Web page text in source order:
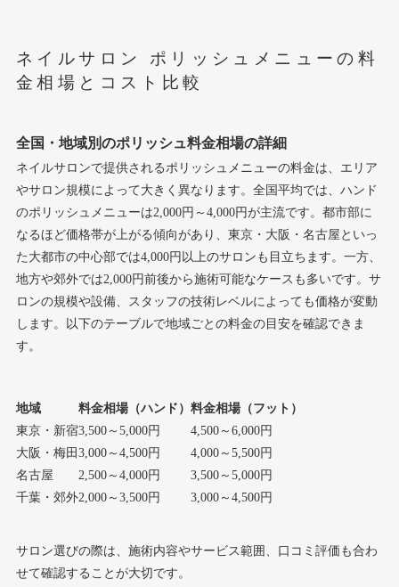
ネイルサロン ポリッシュメニューの料
金相場とコスト比較
全国・地域別のポリッシュ料金相場の詳細
ネイルサロンで提供されるポリッシュメニューの料金は、エリア
やサロン規模によって大きく異なります。全国平均では、ハンド
のポリッシュメニューは2,000円～4,000円が主流です。都市部に
なるほど価格帯が上がる傾向があり、東京・大阪・名古屋といっ
た大都市の中心部では4,000円以上のサロンも目立ちます。一方、
地方や郊外では2,000円前後から施術可能なケースも多いです。サ
ロンの規模や設備、スタッフの技術レベルによっても価格が変動
します。以下のテーブルで地域ごとの料金の目安を確認できま
す。
地域 料金相場（ハンド） 料金相場（フット）
東京・新宿3,500～5,000円
4,500～6,000円
大阪・梅田 3,000～4,500円
4,000～5,500円
名古屋
2,500～4,000円
3,500～5,000円
千葉・郊外2,000～3,500円 3,000～4,500円
サロン選びの際は、施術内容やサービス範囲、口コミ評価も合わ
せて確認することが大切です。